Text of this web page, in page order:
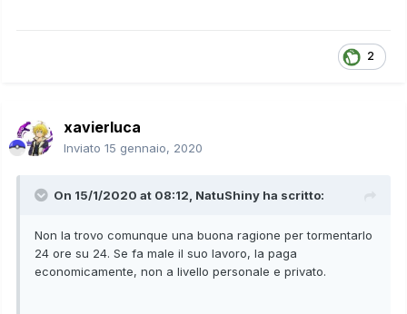
2
xavierluca
Inviato 15 gennaio, 2020
On 15/1/2020 at 08:12, NatuShiny ha scritto:
Non la trovo comunque una buona ragione per tormentarlo
24 ore su 24. Se fa male il suo lavoro, la paga
economicamente, non a livello personale e privato.